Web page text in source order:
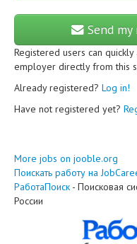
Send
Registered users can
employer directly from this
Already registered? Log in!
Have not registered yet?
More jobs on jooble.org
Поискать работу на
РаботаПоиск - Поисковая
России